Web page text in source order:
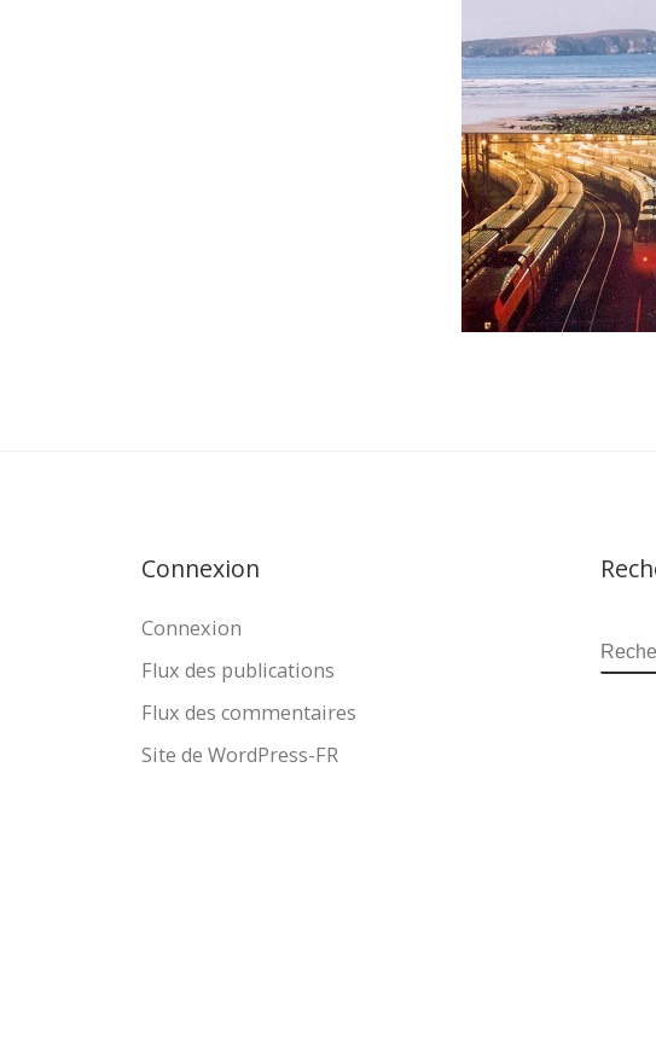
Connexion
Connexion
Flux des publications
Flux des commentaires
Site de WordPress-FR